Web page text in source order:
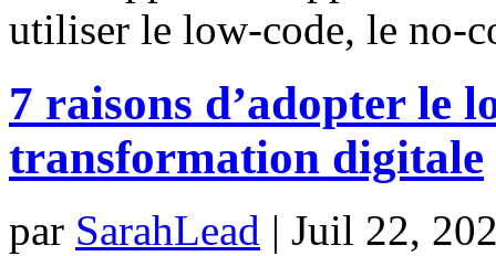
utiliser le low-code, le no-
7 raisons d’adopter le
transformation digitale
par SarahLead | Juil 22,